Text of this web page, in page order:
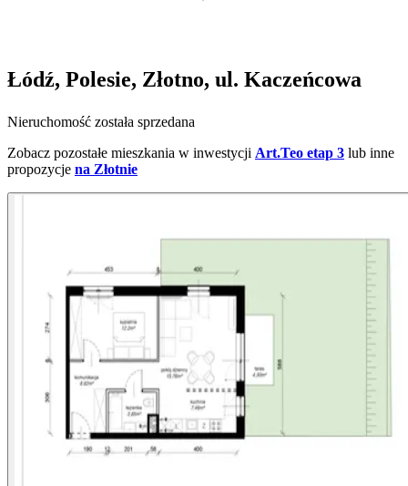
Łódź, Polesie, Złotno, ul. Kaczeńcowa
Nieruchomość została sprzedana
Zobacz pozostałe mieszkania w inwestycji Art.Teo etap 3 lub inne
propozycje na Złotnie